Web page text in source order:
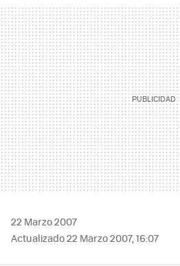
MAIL
22 Marzo 2007
Actualizado 22 Marzo 2007, 16:07